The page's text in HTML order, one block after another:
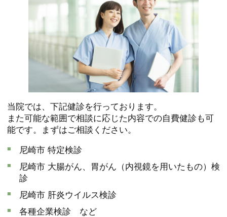
当院では、下記健診を行っております。
また可能な範囲で相談に応じた内容での自費健診も可
能です。まずはご相談ください。
尼崎市 特定検診
尼崎市 大腸がん、胃がん（内視鏡を用いたもの）検
診
尼崎市 肝炎ウイルス検診
各種企業検診 など